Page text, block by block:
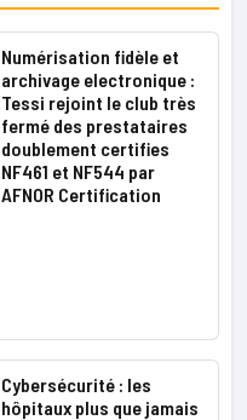
Numérisation fidèle et
archivage electronique :
Tessi rejoint le club très
fermé des prestataires
doublement certifies
NF461 et NF544 par
AFNOR Certification
Cybersécurité : les
hôpitaux plus que jamais